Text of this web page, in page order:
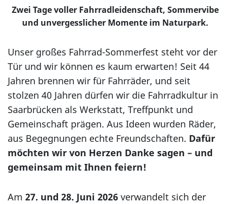
Zwei Tage voller Fahrradleidenschaft, Sommervibe
und unvergesslicher Momente im Naturpark.
Unser großes Fahrrad-Sommerfest steht vor der
Tür und wir können es kaum erwarten! Seit 44
Jahren brennen wir für Fahrräder, und seit
stolzen 40 Jahren dürfen wir die Fahrradkultur in
Saarbrücken als Werkstatt, Treffpunkt und
Gemeinschaft prägen. Aus Ideen wurden Räder,
aus Begegnungen echte Freundschaften. Dafür
möchten wir von Herzen Danke sagen – und
gemeinsam mit Ihnen feiern!
Am 27. und 28. Juni 2026 verwandelt sich der